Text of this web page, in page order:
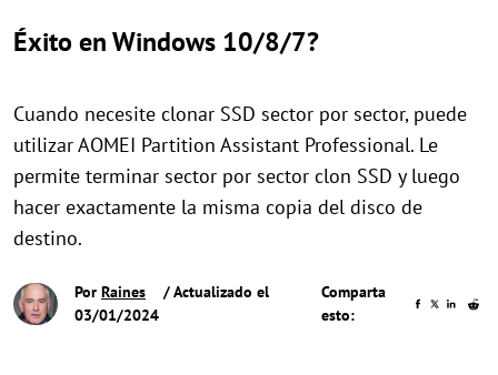
Éxito en Windows 10/8/7?
Cuando necesite clonar SSD sector por sector, puede
utilizar AOMEI Partition Assistant Professional. Le
permite terminar sector por sector clon SSD y luego
hacer exactamente la misma copia del disco de
destino.
Por Raines
/ Actualizado el
03/01/2024
Comparta
esto: